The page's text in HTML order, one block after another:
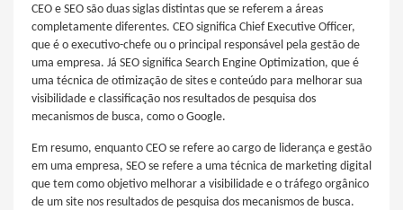
CEO e SEO são duas siglas distintas que se referem a áreas
completamente diferentes. CEO significa Chief Executive Officer,
que é o executivo-chefe ou o principal responsável pela gestão de
uma empresa. Já SEO significa Search Engine Optimization, que é
uma técnica de otimização de sites e conteúdo para melhorar sua
visibilidade e classificação nos resultados de pesquisa dos
mecanismos de busca, como o Google.
Em resumo, enquanto CEO se refere ao cargo de liderança e gestão
em uma empresa, SEO se refere a uma técnica de marketing digital
que tem como objetivo melhorar a visibilidade e o tráfego orgânico
de um site nos resultados de pesquisa dos mecanismos de busca.